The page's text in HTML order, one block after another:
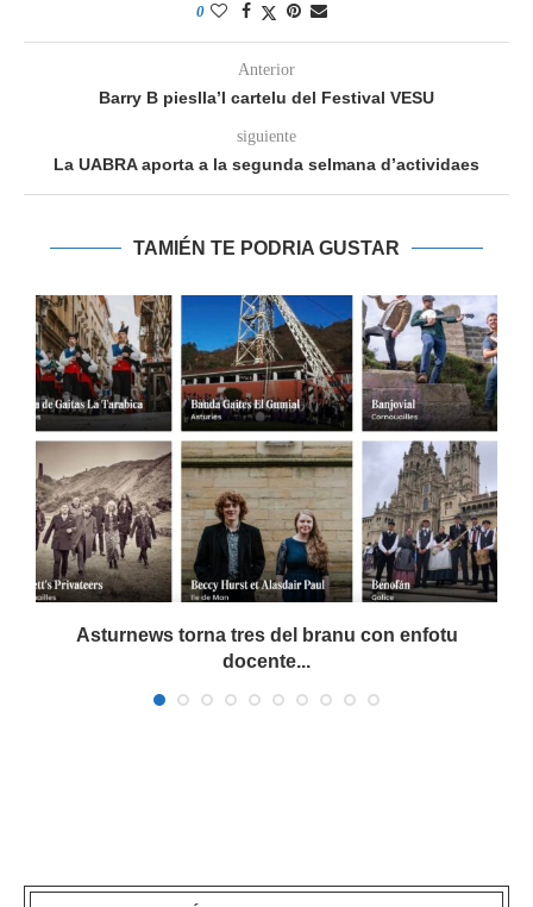
0
Anterior
Barry B pieslla’l cartelu del Festival VESU
siguiente
La UABRA aporta a la segunda selmana d’actividaes
TAMIÉN TE PODRIA GUSTAR
Asturnews torna tres del branu con enfotu
docente...